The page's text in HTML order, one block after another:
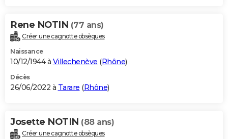
Rene NOTIN (77 ans)
Créer une cagnotte obsèques
Naissance
10/12/1944 à Villechenève (Rhône)
Décès
26/06/2022 à Tarare (Rhône)
Josette NOTIN (88 ans)
Créer une cagnotte obsèques